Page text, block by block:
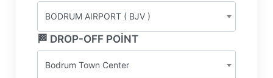
BODRUM AIRPORT ( BJV )
🏁 DROP-OFF POINT
Bodrum Town Center